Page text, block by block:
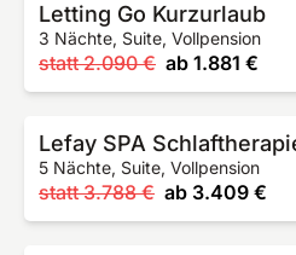
Letting Go Kurzurlaub
3 Nächte, Suite, Vollpension
statt 2.090 € ab 1.881 €
Lefay SPA
5 Nächte, Suite, Vollpension
statt 3.788 € ab 3.409 €